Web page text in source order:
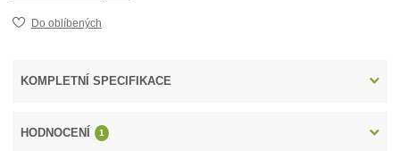
Do oblíbených
KOMPLETNÍ SPECIFIKACE
HODNOCENÍ 1